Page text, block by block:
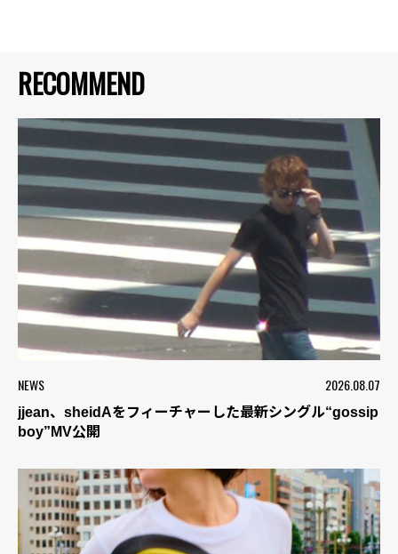
RECOMMEND
NEWS 2026.08.07
jjean、sheidAをフィーチャーした最新シングル“gossip
boy”MV公開